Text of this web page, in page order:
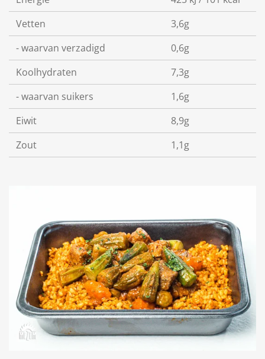
Vetten
3,6g
- waarvan verzadigd
0,6g
Koolhydraten
7,3g
- waarvan suikers
1,6g
Eiwit
8,9g
Zout
1,1g